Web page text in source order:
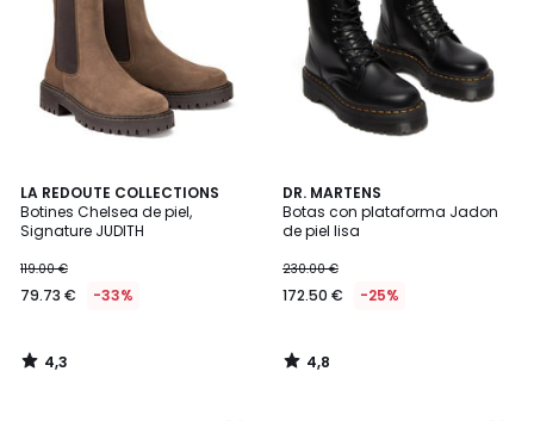
LA REDOUTE COLLECTIONS
Botines Chelsea de piel,
Signature JUDITH
119.00 €
79.73 € -33%
4,3
/ 5
4,3
/
DR. MARTENS
Botas con plataforma Jadon
de piel lisa
230.00 €
172.50 € -25%
4,8
/ 5
4,8
/